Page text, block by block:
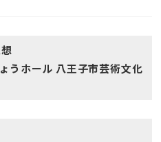
ホール 八王子市芸術文化